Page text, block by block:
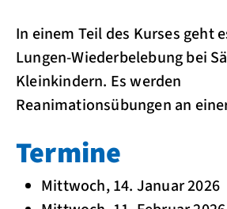
In einem Teil des Kurses geht
Lungen-Wiederbelebung bei
Kleinkindern. Es werden
Reanimationsübungen an
Termine
Mittwoch, 14. Januar 2026